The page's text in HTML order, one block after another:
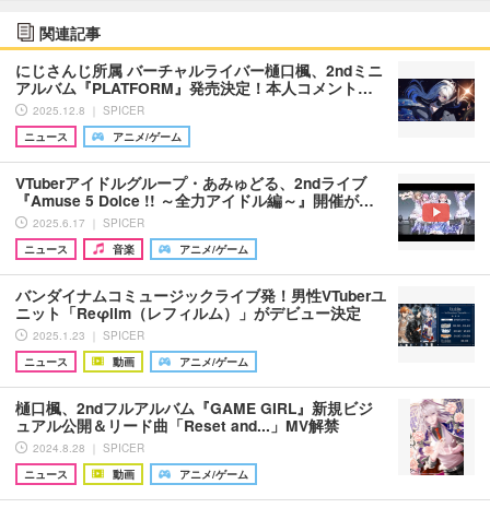
関連記事
にじさんじ所属 バーチャルライバー樋口楓、2ndミニ
アルバム『PLATFORM』発売決定！本人コメント…
2025.12.8 ｜ SPICER
ニュース
アニメ/ゲーム
VTuberアイドルグループ・あみゅどる、2ndライブ
『Amuse 5 Dolce !! ～全力アイドル編～』開催が…
2025.6.17 ｜ SPICER
ニュース
音楽 アニメ/ゲーム
バンダイナムコミュージックライブ発！男性VTuberユ
ニット「Reφilm（レフィルム）」がデビュー決定
2025.1.23 ｜ SPICER
ニュース
動画 アニメ/ゲーム
樋口楓、2ndフルアルバム『GAME GIRL』新規ビジ
ュアル公開＆リード曲「Reset and...」MV解禁
2024.8.28 ｜ SPICER
ニュース
動画 アニメ/ゲーム